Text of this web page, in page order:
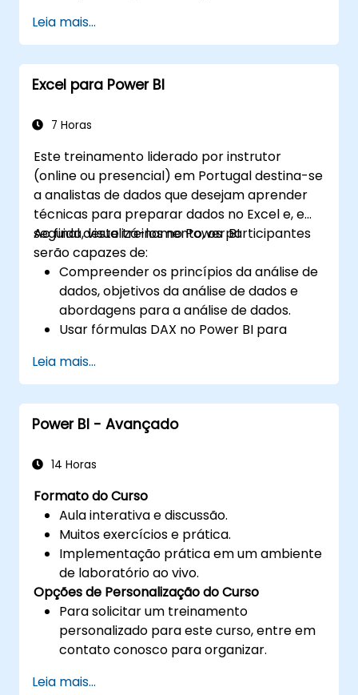
Realizar análises e projecções
estatísticas com o R.
Criar dashboards e relatórios
profissionais com Power BI.
de forma eficaz.
Leia mais...
Excel para Power BI
7 Horas
Este treinamento liderado por instrutor
(online ou presencial) em Portugal destina-se
a analistas de dados que desejam aprender
técnicas para preparar dados no Excel e, em
seguida, visualizá-los no Power BI.
Ao final deste treinamento, os participantes
serão capazes de:
Compreender os princípios da análise de
dados, objetivos da análise de dados e
abordagens para a análise de dados.
Usar fórmulas DAX no Power BI para
Criar e usar visualizações e gráficos para
casos de análise específicos.
Importar com o Power View para mover
do Excel baseado no Power BI para o
Leia mais...
Power BI - Avançado
14 Horas
Formato do Curso
Aula interativa e discussão.
Muitos exercícios e prática.
Implementação prática em um ambiente
de laboratório ao vivo.
Opções de Personalização do Curso
Para solicitar um treinamento
personalizado para este curso, entre em
contato conosco para organizar.
Leia mais...